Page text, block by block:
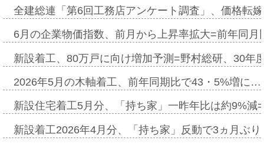
全建総連「第6回工務店アンケート調査」、価格転
6月の企業物価指数、前月から上昇率拡大=前年同
新設着工、80万戸に向け増加予測=野村総研、30年
2026年5月の木軸着工、前年同期比で43・5%増に…
新設住宅着工5月分、「持ち家」一昨年比は約9%
新設着工2026年4月分、「持ち家」反動で3ヵ月ぶ